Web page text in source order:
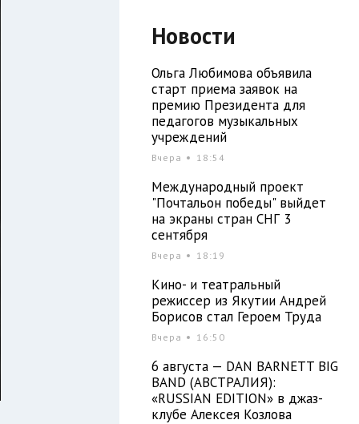
Новости
Ольга Любимова объявила
старт приема заявок на
премию Президента для
педагогов музыкальных
учреждений
Вчера 18:54
Международный проект
"Почтальон победы" выйдет
на экраны стран СНГ 3
сентября
Вчера 18:19
Кино- и театральный
режиссер из Якутии Андрей
Борисов стал Героем Труда
Вчера 16:50
6 августа — DAN BARNETT BIG
BAND (АВСТРАЛИЯ):
«RUSSIAN EDITION» в джаз-
клубе Алексея Козлова